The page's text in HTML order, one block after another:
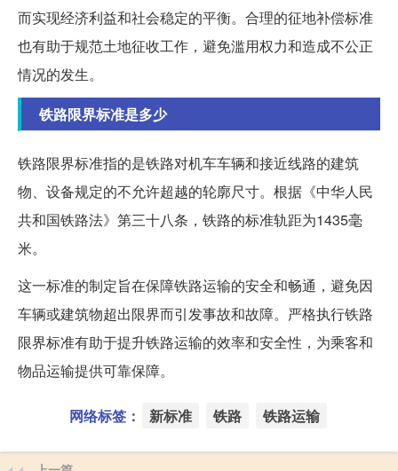
而实现经济利益和社会稳定的平衡。合理的征地补偿标准
也有助于规范土地征收工作，避免滥用权力和造成不公正
情况的发生。
铁路限界标准是多少
铁路限界标准指的是铁路对机车车辆和接近线路的建筑
物、设备规定的不允许超越的轮廓尺寸。根据《中华人民
共和国铁路法》第三十八条，铁路的标准轨距为1435毫
米。
这一标准的制定旨在保障铁路运输的安全和畅通，避免因
车辆或建筑物超出限界而引发事故和故障。严格执行铁路
限界标准有助于提升铁路运输的效率和安全性，为乘客和
物品运输提供可靠保障。
网络标签： 新标准 铁路 铁路运输